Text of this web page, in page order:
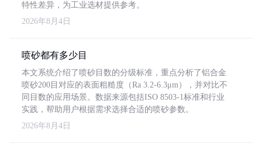
特性差异，为工业选材提供参考。
2026年8月4日
喷砂都有多少目
本文系统介绍了喷砂目数的分级标准，重点分析了铝合金
喷砂200目对应的表面粗糙度（Ra 3.2-6.3μm），并对比不
同目数的应用场景。数据来源包括ISO 8503-1标准和行业
实践，帮助用户根据需求选择合适的喷砂参数。
2026年8月4日